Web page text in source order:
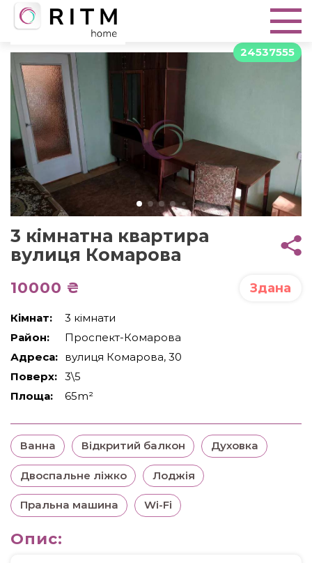
24537555
3 кімнатна квартира
вулиця Комарова
10000 ₴ Здана
Кімнат:
3 кімнати
Район:
Проспект-Комарова
Адреса: вулиця Комарова, 30
Поверх: 3\5
Площа:
65m²
Ванна Відкритий балкон Духовка
Двоспальне ліжко Лоджія
Пральна машина Wi-Fi
Опис: